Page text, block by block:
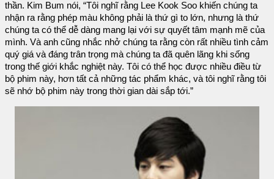
thần. Kim Bum nói, “Tôi nghĩ rằng Lee Kook Soo khiến chúng ta
nhận ra rằng phép màu không phải là thứ gì to lớn, nhưng là thứ
chúng ta có thể dễ dàng mang lại với sự quyết tâm mạnh mẽ của
mình. Và anh cũng nhắc nhở chúng ta rằng còn rất nhiều tình cảm
quý giá và đáng trân trọng mà chúng ta đã quên lãng khi sống
trong thế giới khắc nghiệt này. Tôi có thể học được nhiều điều từ
bộ phim này, hơn tất cả những tác phẩm khác, và tôi nghĩ rằng tôi
sẽ nhớ bộ phim này trong thời gian dài sắp tới.”